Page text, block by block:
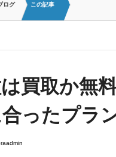
ログ この記事
買取か無
ったプラ